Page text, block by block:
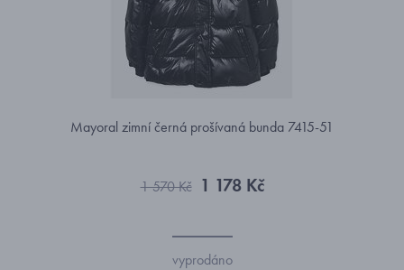
Mayoral zimní černá prošívaná bunda 7415-51
1 570 Kč 1 178 Kč
vyprodáno